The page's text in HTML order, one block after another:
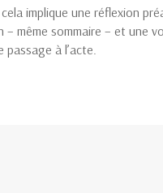
implique une réflexion
– même sommaire – et une
passage à l’acte.